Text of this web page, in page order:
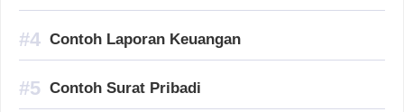
Contoh Laporan Keuangan
Contoh Surat Pribadi